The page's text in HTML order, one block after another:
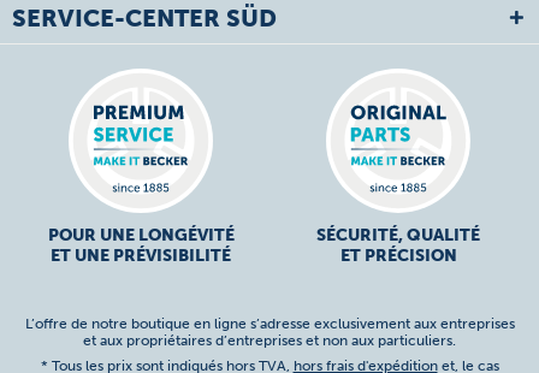
SERVICE-CENTER SÜD
POUR UNE LONGÉVITÉ
ET UNE PRÉVISIBILITÉ
SÉCURITÉ, QUALITÉ
ET PRÉCISION
L’offre de notre boutique en ligne s’adresse exclusivement aux entreprises
et aux propriétaires d’entreprises et non aux particuliers.
* Tous les prix sont indiqués hors TVA, hors frais d'expéditionet, le cas